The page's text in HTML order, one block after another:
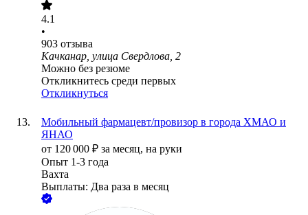
4.1
•
903 отзыва
Качканар, улица Свердлова, 2
Можно без резюме
Откликнитесь среди первых
Откликнуться
Мобильный фармацевт/провизор в города ХМАО и
ЯНАО
от 120 000 ₽ за месяц, на руки
Опыт 1-3 года
Вахта
Выплаты: Два раза в месяц